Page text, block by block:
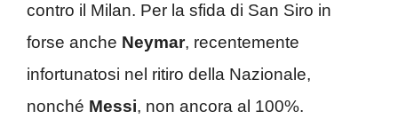
contro il Milan. Per la sfida di San Siro in
forse anche Neymar, recentemente
infortunatosi nel ritiro della Nazionale,
nonché Messi, non ancora al 100%.